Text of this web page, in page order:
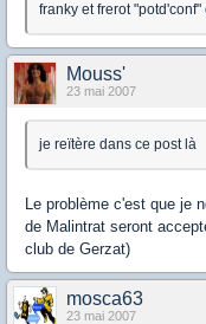
franky et frerot
Mouss'
23 mai 2007
je reïtère dans ce post là
Le problème c'est que je
de Malintrat seront
club de Gerzat)
mosca63
23 mai 2007